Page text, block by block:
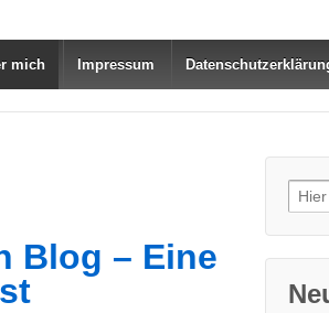
mich Impressum
Blog – Eine
Suche